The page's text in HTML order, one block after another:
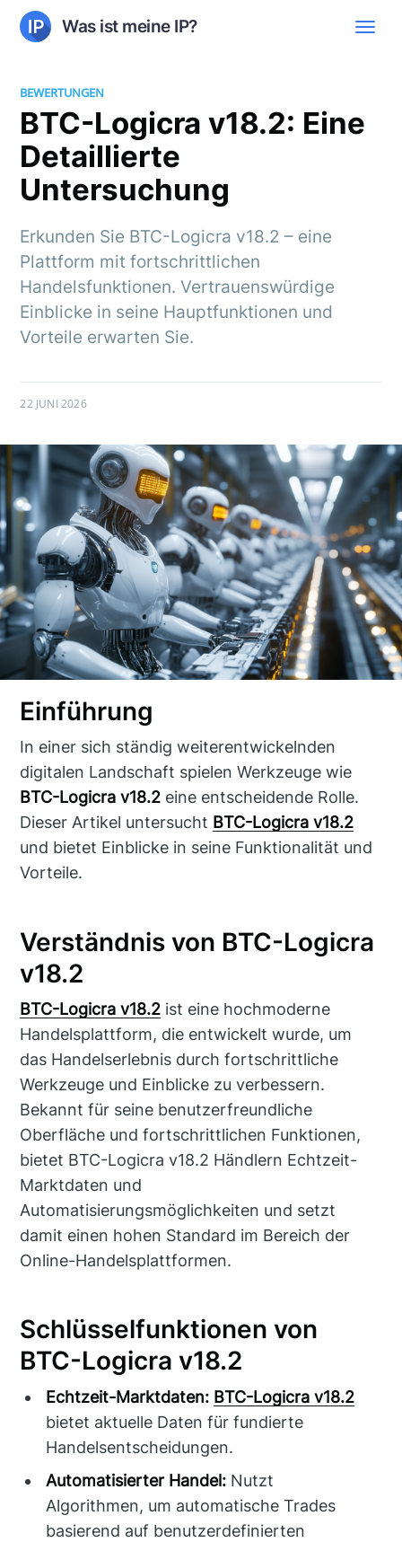
Was ist meine IP?
BEWERTUNGEN
BTC-Logicra v18.2: Eine
Detaillierte
Untersuchung
Erkunden Sie BTC-Logicra v18.2 – eine
Plattform mit fortschrittlichen
Handelsfunktionen. Vertrauenswürdige
Einblicke in seine Hauptfunktionen und
Vorteile erwarten Sie.
22 JUNI 2026
Einführung
In einer sich ständig weiterentwickelnden
digitalen Landschaft spielen Werkzeuge wie
BTC-Logicra v18.2 eine entscheidende Rolle.
Dieser Artikel untersucht BTC-Logicra v18.2
und bietet Einblicke in seine Funktionalität und
Vorteile.
Verständnis von BTC-Logicra
v18.2
BTC-Logicra v18.2 ist eine hochmoderne
Handelsplattform, die entwickelt wurde, um
das Handelserlebnis durch fortschrittliche
Werkzeuge und Einblicke zu verbessern.
Bekannt für seine benutzerfreundliche
Oberfläche und fortschrittlichen Funktionen,
bietet BTC-Logicra v18.2 Händlern Echtzeit-
Marktdaten und
Automatisierungsmöglichkeiten und setzt
damit einen hohen Standard im Bereich der
Online-Handelsplattformen.
Schlüsselfunktionen von
BTC-Logicra v18.2
Echtzeit-Marktdaten: BTC-Logicra v18.2
bietet aktuelle Daten für fundierte
Handelsentscheidungen.
Automatisierter Handel: Nutzt
Algorithmen, um automatische Trades
basierend auf benutzerdefinierten